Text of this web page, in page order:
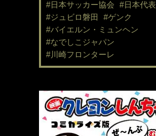
#日本サッカー協会
#日本代表
#ジュビロ磐田
#ゲンク
#バイエルン・ミュンヘン
#なでしこジャパン
#川崎フロンターレ